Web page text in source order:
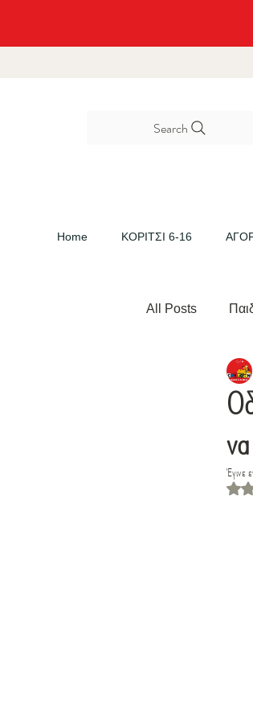
Search
Home ΚΟΡΙΤΣΙ 6-16
All Posts
Έγινε